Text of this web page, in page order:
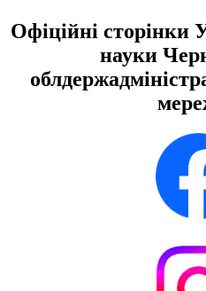
Офіційні сторінки
науки